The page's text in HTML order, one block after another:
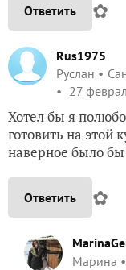
Ответить ✿
Rus1975
Руслан
27
Хотел бы я
готовить на этой
наверное было бы
Ответить ✿
Марина